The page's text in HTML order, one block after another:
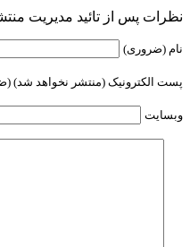
نظرات پس از تائید مدیریت
نام (ضروری)
پست الکترونیک (منتشر نخواهد شد)
وبسایت